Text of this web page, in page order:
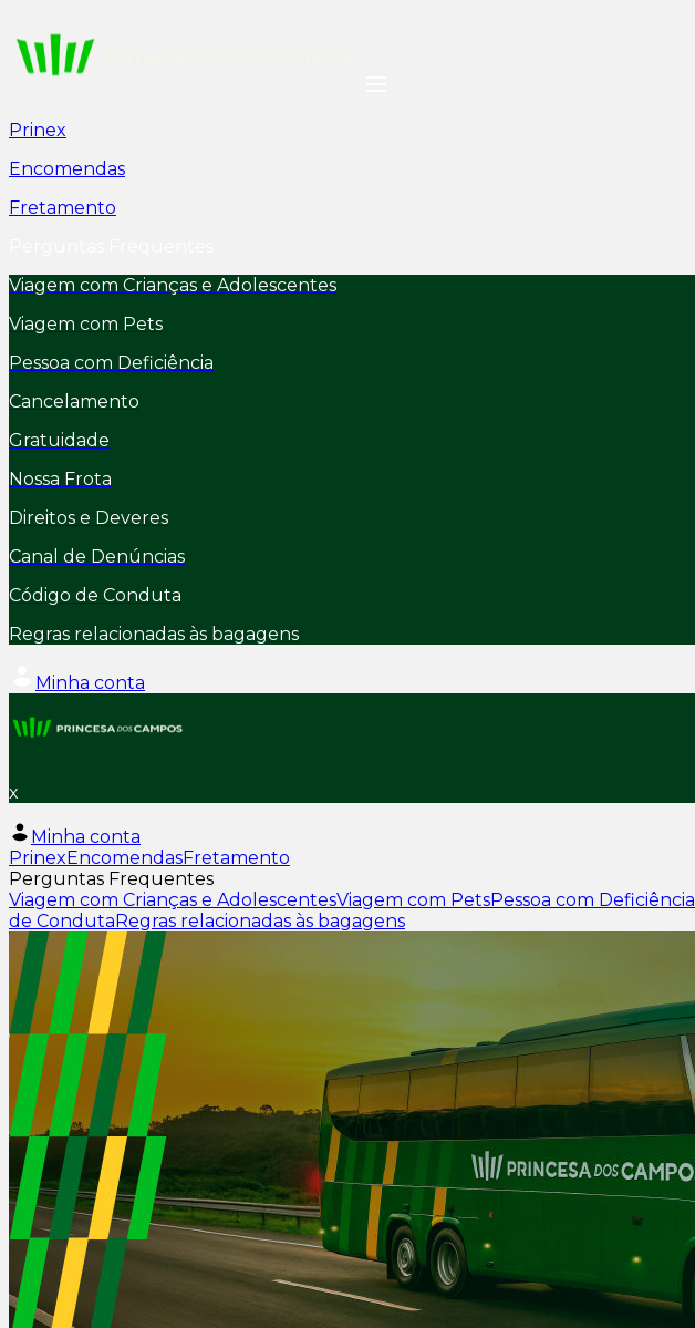
Prinex
Encomendas
Fretamento
Viagem com Crianças e Adolescentes
Viagem com Pets
Pessoa com Deficiência
Cancelamento
Gratuidade
Nossa Frota
Direitos e Deveres
Canal de Denúncias
Código de Conduta
Regras relacionadas às bagagens
Minha conta
x
Minha conta
PrinexEncomendasFretamento
Perguntas Frequentes
Viagem com Crianças e AdolescentesViagem com PetsPessoa com Deficiência
de CondutaRegras relacionadas às bagagens